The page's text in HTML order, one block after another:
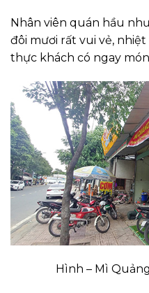
Nhân viên quán hầu
đôi mươi rất vui vẻ,
thực khách có ngay
Hình – Mì